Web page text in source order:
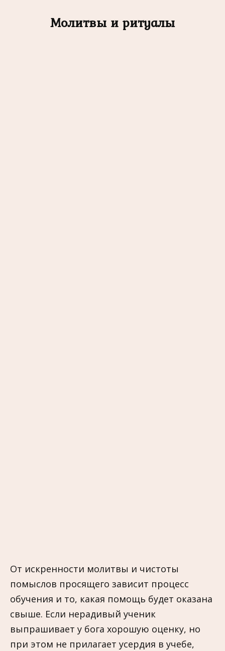
Молитвы и ритуалы
От искренности молитвы и чистоты
помыслов просящего зависит процесс
обучения и то, какая помощь будет оказана
свыше. Если нерадивый ученик
выпрашивает у бога хорошую оценку, но
при этом не прилагает усердия в учебе,